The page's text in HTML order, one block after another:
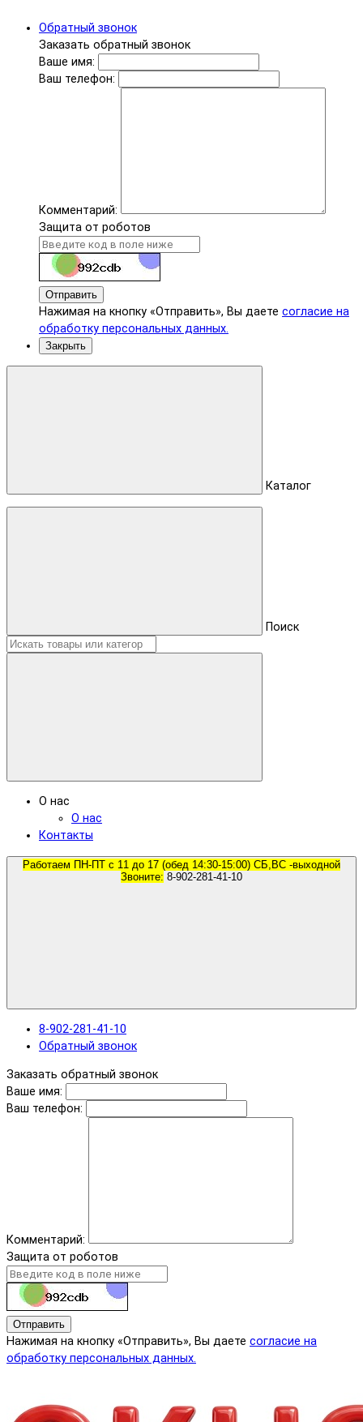
Обратный звонок
Заказать обратный звонок
Ваше имя:
Ваш телефон:
Комментарий:
Защита от роботов
Отправить
Нажимая на кнопку «Отправить», Вы даете согласие на
обработку персональных данных.
Закрыть
Каталог
Поиск
О нас
О нас
Контакты
Работаем ПН-ПТ с 11 до 17 (обед 14:30-15:00) СБ,ВС -выходной
Звоните:
8-902-281-41-10
Обратный звонок
Заказать обратный звонок
Ваше имя:
Ваш телефон:
Комментарий:
Защита от роботов
Отправить
Нажимая на кнопку «Отправить», Вы даете согласие на
обработку персональных данных.